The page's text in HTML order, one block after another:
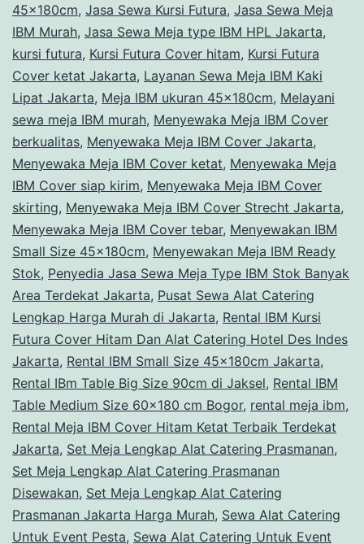
Catering
Hotel
Des
Indes
Jakarta
45x180cm, Jasa Sewa Kursi Futura, Jasa Sewa Meja
IBM Murah, Jasa Sewa Meja type IBM HPL Jakarta,
kursi futura, Kursi Futura Cover hitam, Kursi Futura
Cover ketat Jakarta, Layanan Sewa Meja IBM Kaki
Lipat Jakarta, Meja IBM ukuran 45x180cm, Melayani
sewa meja IBM murah, Menyewaka Meja IBM Cover
berkualitas, Menyewaka Meja IBM Cover Jakarta,
Menyewaka Meja IBM Cover ketat, Menyewaka Meja
IBM Cover siap kirim, Menyewaka Meja IBM Cover
skirting, Menyewaka Meja IBM Cover Strecht Jakarta,
Menyewaka Meja IBM Cover tebar, Menyewakan IBM
Small Size 45x180cm, Menyewakan Meja IBM Ready
Stok, Penyedia Jasa Sewa Meja Type IBM Stok Banyak
Area Terdekat Jakarta, Pusat Sewa Alat Catering
Lengkap Harga Murah di Jakarta, Rental IBM Kursi
Futura Cover Hitam Dan Alat Catering Hotel Des Indes
Jakarta, Rental IBM Small Size 45x180cm Jakarta,
Rental IBm Table Big Size 90cm di Jaksel, Rental IBM
Table Medium Size 60x180 cm Bogor, rental meja ibm,
Rental Meja IBM Cover Hitam Ketat Terbaik Terdekat
Jakarta, Set Meja Lengkap Alat Catering Prasmanan,
Set Meja Lengkap Alat Catering Prasmanan
Disewakan, Set Meja Lengkap Alat Catering
Prasmanan Jakarta Harga Murah, Sewa Alat Catering
Untuk Event Pesta, Sewa Alat Catering Untuk Event